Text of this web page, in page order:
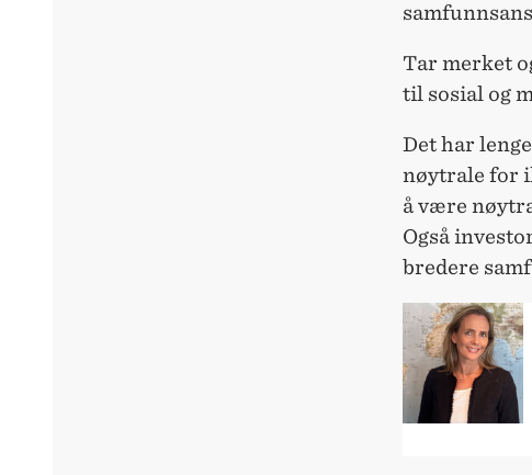
Tar merket
til sosial og
Det har
nøytrale for
å være
Også
bredere